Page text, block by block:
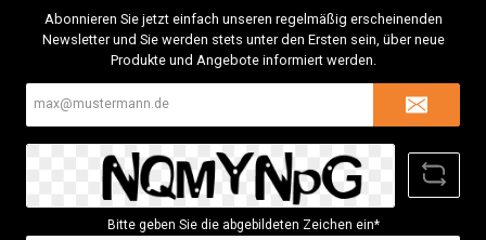
Abonnieren Sie jetzt einfach unseren regelmäßig erscheinenden
Newsletter und Sie werden stets unter den Ersten sein, über neue
Produkte und Angebote informiert werden.
Bitte geben Sie die abgebildeten Zeichen ein*